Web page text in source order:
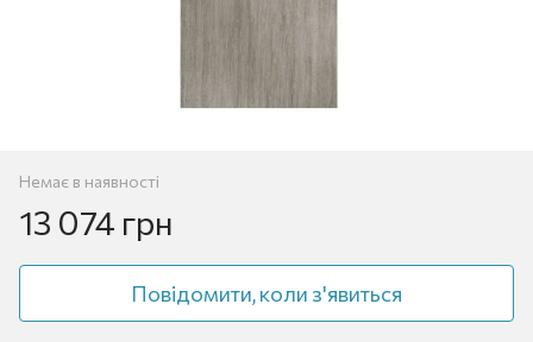
Немає в наявності
13 074 грн
Повідомити, коли з'явиться